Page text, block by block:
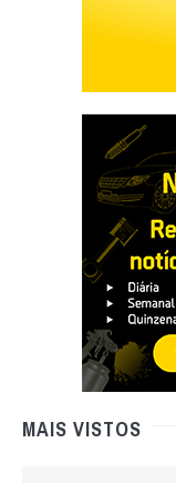
MAIS VISTOS